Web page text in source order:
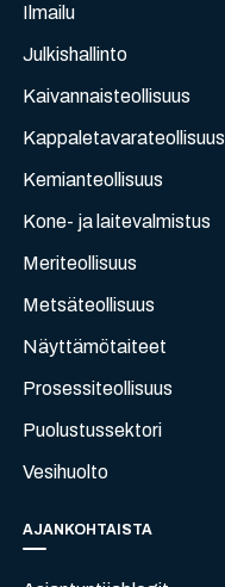
Ilmailu
Julkishallinto
Kaivannaisteollisuus
Kappaletavarateollisuus
Kemianteollisuus
Kone- ja laitevalmistus
Meriteollisuus
Metsäteollisuus
Näyttämötaiteet
Prosessiteollisuus
Puolustussektori
Vesihuolto
AJANKOHTAISTA